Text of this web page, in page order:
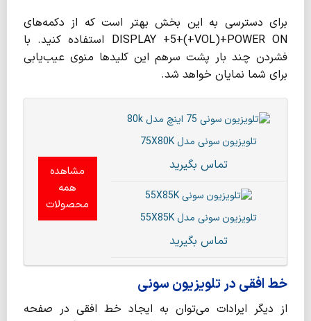
برای دسترسی به این بخش بهتر است که از دکمه‌های
DISPLAY +5+(+VOL)+POWER ON استفاده کنید. با
فشردن چند بار پشت سرهم این کلیدها منوی عیب‌یابی
برای شما نمایان خواهد شد.
تلویزیون سونی مدل 75X80K
تماس بگیرید
تلویزیون سونی مدل 55X85K
تماس بگیرید
مشاهده
همه
محصولات
خط افقی در تلویزیون سونی
از دیگر ایرادات می‌توان به ایجاد خط افقی در صفحه